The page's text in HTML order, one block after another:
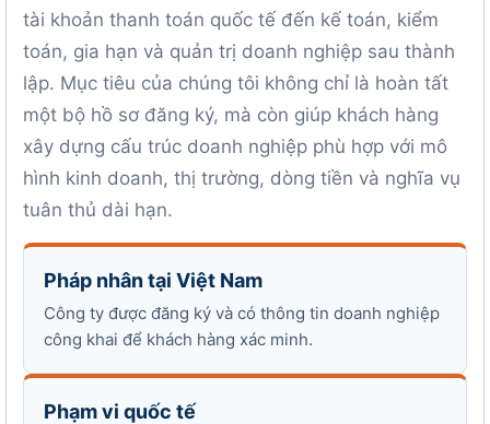
tài khoản thanh toán quốc tế đến kế toán, kiểm
toán, gia hạn và quản trị doanh nghiệp sau thành
lập. Mục tiêu của chúng tôi không chỉ là hoàn tất
một bộ hồ sơ đăng ký, mà còn giúp khách hàng
xây dựng cấu trúc doanh nghiệp phù hợp với mô
hình kinh doanh, thị trường, dòng tiền và nghĩa vụ
tuân thủ dài hạn.
Pháp nhân tại Việt Nam
Công ty được đăng ký và có thông tin doanh nghiệp
công khai để khách hàng xác minh.
Phạm vi quốc tế